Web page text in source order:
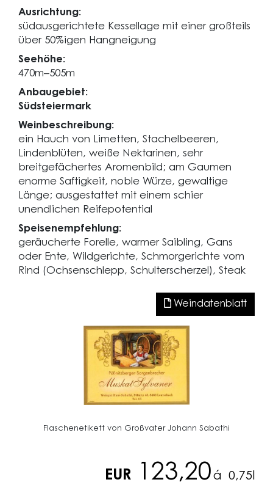
Flaschenetikett von Großvater Johann Sabathi
Ausrichtung:
südausgerichtete Kessellage mit einer großteils
über 50%igen Hangneigung
Seehöhe:
470m–505m
Anbaugebiet:
Südsteiermark
Weinbeschreibung:
ein Hauch von Limetten, Stachelbeeren,
Lindenblüten, weiße Nektarinen, sehr
breitgefächertes Aromenbild; am Gaumen
enorme Saftigkeit, noble Würze, gewaltige
Länge; ausgestattet mit einem schier
unendlichen Reifepotential
Speisenempfehlung:
geräucherte Forelle, warmer Saibling, Gans
oder Ente, Wildgerichte, Schmorgerichte vom
Rind (Ochsenschlepp, Schulterscherzel), Steak
Weindatenblatt
EUR 123,20 á 0,75l